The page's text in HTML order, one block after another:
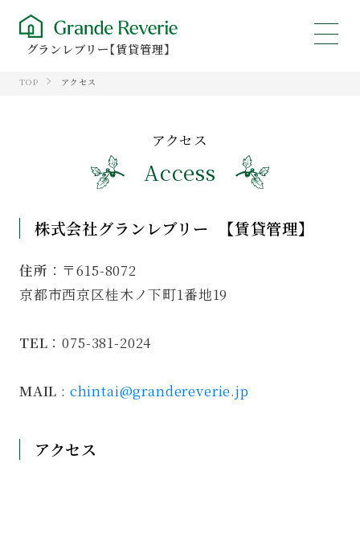
グランレブリー【賃貸管理】
TOP アクセス
アクセス
Access
株式会社グランレブリー 【賃貸管理】
住所 ：〒615-8072
京都市西京区桂木ノ下町1番地19
TEL ：075-381-2024
MAIL : chintai@grandereverie.jp
アクセス